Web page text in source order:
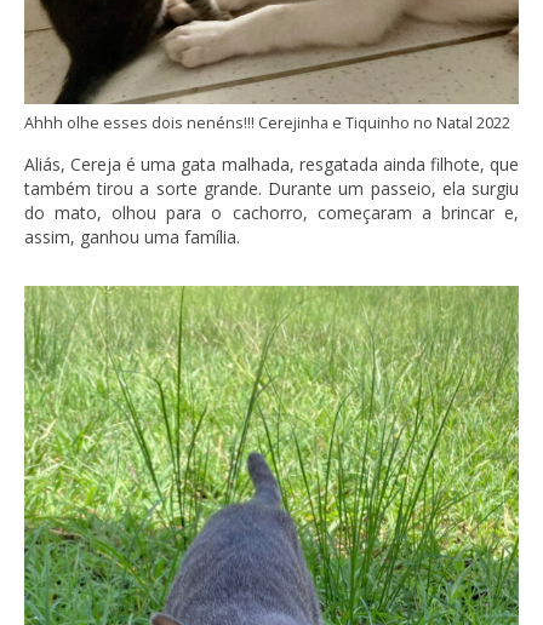
Ahhh olhe esses dois nenéns!!! Cerejinha e Tiquinho no Natal 2022
Aliás, Cereja é uma gata malhada, resgatada ainda filhote, que
também tirou a sorte grande. Durante um passeio, ela surgiu
do mato, olhou para o cachorro, começaram a brincar e,
assim, ganhou uma família.